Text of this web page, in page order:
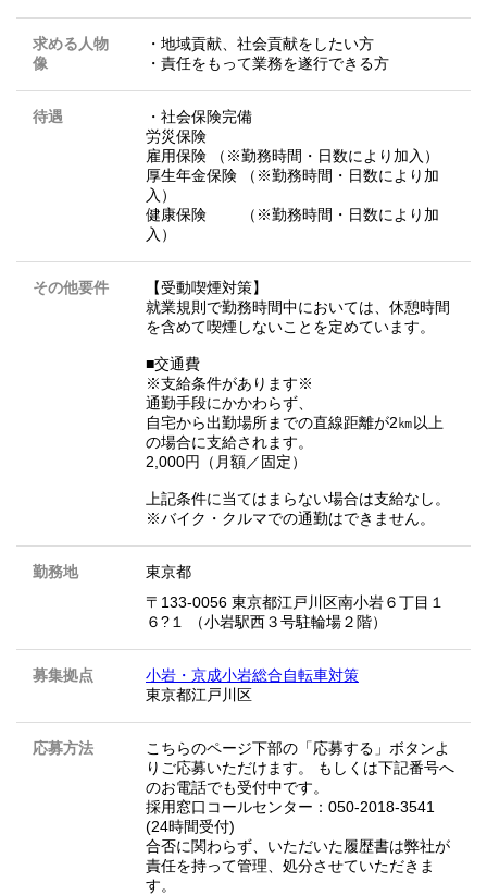
求める人物
像
・地域貢献、社会貢献をしたい方
・責任をもって業務を遂行できる方
待遇
・社会保険完備
労災保険
雇用保険 （※勤務時間・日数により加入）
厚生年金保険 （※勤務時間・日数により加
入）
健康保険 （※勤務時間・日数により加
入）
その他要件
【受動喫煙対策】
就業規則で勤務時間中においては、休憩時間
を含めて喫煙しないことを定めています。
■交通費
※支給条件があります※
通勤手段にかかわらず、
自宅から出勤場所までの直線距離が2㎞以上
の場合に支給されます。
2,000円（月額／固定）
上記条件に当てはまらない場合は支給なし。
※バイク・クルマでの通勤はできません。
勤務地
東京都
〒133-0056 東京都江戸川区南小岩６丁目１
６?１ （小岩駅西３号駐輪場２階）
募集拠点
小岩・京成小岩総合自転車対策
東京都江戸川区
応募方法
こちらのページ下部の「応募する」ボタンよ
りご応募いただけます。 もしくは下記番号へ
のお電話でも受付中です。
採用窓口コールセンター：050-2018-3541
(24時間受付)
合否に関わらず、いただいた履歴書は弊社が
責任を持って管理、処分させていただきま
す。